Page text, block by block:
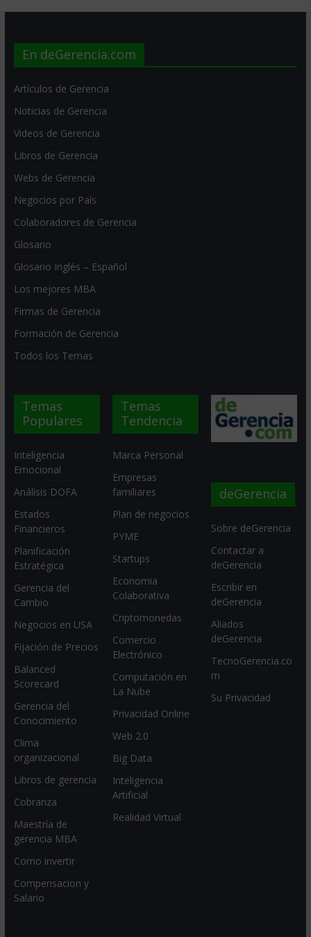
En deGerencia.com
Artículos de Gerencia
Noticias de Gerencia
Videos de Gerencia
Libros de Gerencia
Webs de Gerencia
Negocios por País
Colaboradores de Gerencia
Glosario
Glosario Inglés – Español
Los mejores MBA
Firmas de Gerencia
Formación de Gerencia
Todos los Temas
Temas
Populares
Inteligencia
Emocional
Análisis DOFA
Estados
Financieros
Planificación
Estratégica
Gerencia del
Cambio
Negocios en USA
Fijación de Precios
Balanced
Scorecard
Gerencia del
Conocimiento
Clima
organizacional
Libros de gerencia
Cobranza
Maestría de
gerencia MBA
Como invertir
Compensacion y
Salario
Temas
Tendencia
Marca Personal
Empresas
familiares
Plan de negocios
PYME
Startups
Economia
Colaborativa
Criptomonedas
Comercio
Electrónico
Computación en
La Nube
Privacidad Online
Web 2.0
Big Data
Inteligencia
Artificial
Realidad Virtual
deGerencia
Sobre deGerencia
Contactar a
deGerencia
Escribir en
deGerencia
Aliados
deGerencia
TecnoGerencia.co
m
Su Privacidad